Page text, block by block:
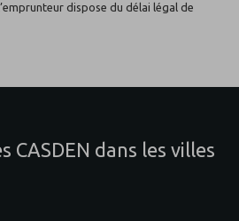
dispose du délai légal de
CASDEN dans les villes